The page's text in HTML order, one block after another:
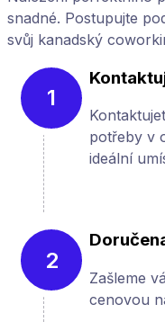
snadné. Postupujte
svůj kanadský
1
potřeby v
ideální
2
Zašleme
cenovou